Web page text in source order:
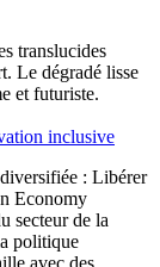
inclusive
: Libérer
Economy
secteur de la
politique
avec des